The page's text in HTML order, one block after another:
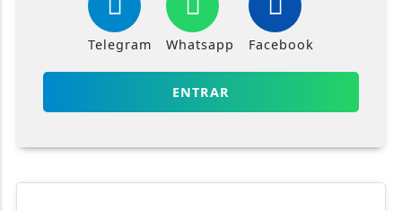
Telegram Whatsapp Facebook
ENTRAR